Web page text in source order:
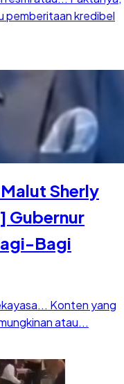
pemberitaan kredibel
Sherly
Gubernur
Bagi
Konten yang
atau...